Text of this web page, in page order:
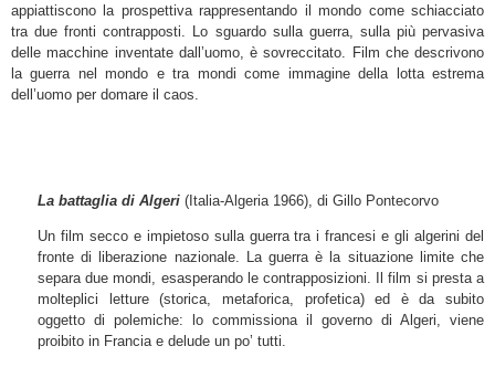
appiattiscono la prospettiva rappresentando il mondo come schiacciato
tra due fronti contrapposti. Lo sguardo sulla guerra, sulla più pervasiva
delle macchine inventate dall’uomo, è sovreccitato. Film che descrivono
la guerra nel mondo e tra mondi come immagine della lotta estrema
dell’uomo per domare il caos.
La battaglia di Algeri (Italia-Algeria 1966), di Gillo Pontecorvo
Un film secco e impietoso sulla guerra tra i francesi e gli algerini del
fronte di liberazione nazionale. La guerra è la situazione limite che
separa due mondi, esasperando le contrapposizioni. Il film si presta a
molteplici letture (storica, metaforica, profetica) ed è da subito
oggetto di polemiche: lo commissiona il governo di Algeri, viene
proibito in Francia e delude un po’ tutti.